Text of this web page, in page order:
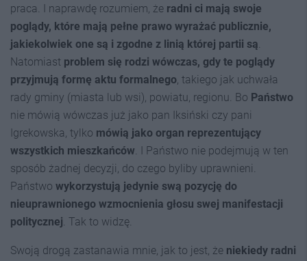
praca. I naprawdę rozumiem, że radni ci mają swoje
poglądy, które mają pełne prawo wyrażać publicznie,
jakiekolwiek one są i zgodne z linią której partii są.
Natomiast problem się rodzi wówczas, gdy te poglądy
przyjmują formę aktu formalnego, takiego jak uchwała
rady gminy (miasta lub wsi), powiatu, regionu. Bo Państwo
nie mówią wówczas już jako pan Iksiński czy pani
Igrekowska, tylko mówią jako organ reprezentujący
wszystkich mieszkańców. I Państwo nie podejmują w ten
sposób żadnej decyzji, do czego byliby uprawnieni.
Państwo wykorzystują jedynie swą pozycję do
nieuprawnionego wzmocnienia głosu swej manifestacji
politycznej. Tak to widzę.
Swoją drogą zastanawia mnie, jak to jest, że niekiedy radni